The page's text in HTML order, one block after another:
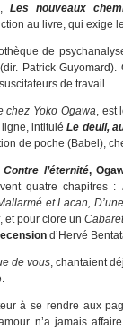
Les nouveaux
au livre, qui exige
de
Patrick
de travail.
chez Yoko Ogawa, est
ligne, intituléLe deuil,
de poche (Babel),
Contre l’éternité,
quatre chapitres :
et Lacan,
, et pour clore un
d’Hervé
de vous, chantaient
à se rendre aux
n’a jamais